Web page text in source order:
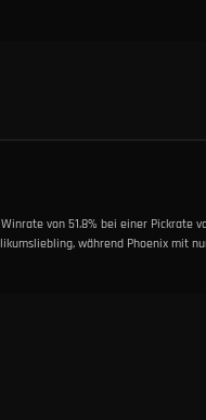
von 51.8% bei einer Pickrate
während Phoenix mit